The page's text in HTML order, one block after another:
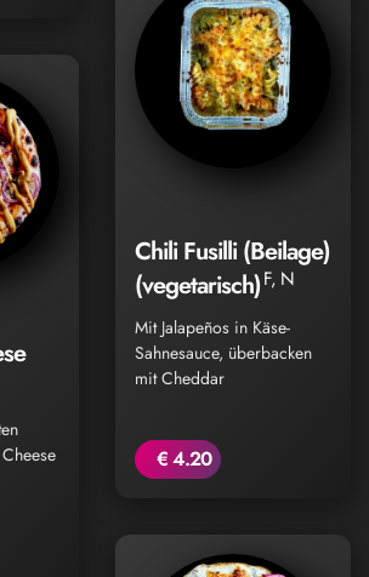
Chili Fusilli (Beilage)
(vegetarisch)F, N
Mit Jalapeños in Käse-
Sahnesauce, überbacken
mit Cheddar
€ 4.20